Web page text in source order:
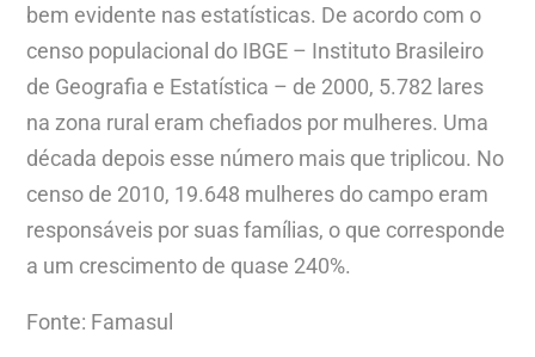
bem evidente nas estatísticas. De acordo com o
censo populacional do IBGE – Instituto Brasileiro
de Geografia e Estatística – de 2000, 5.782 lares
na zona rural eram chefiados por mulheres. Uma
década depois esse número mais que triplicou. No
censo de 2010, 19.648 mulheres do campo eram
responsáveis por suas famílias, o que corresponde
a um crescimento de quase 240%.
Fonte: Famasul